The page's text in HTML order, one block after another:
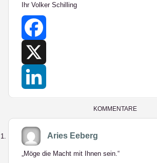
Ihr Volker Schilling
Facebook
KOMMENTARE
Aries Eeberg
„Möge die Macht mit Ihnen sein.“